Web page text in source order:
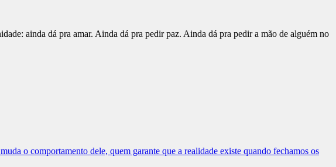
ainda dá pra amar. Ainda dá pra pedir paz. Ainda dá pra pedir a mão de alguém no
o comportamento dele, quem garante que a realidade existe quando fechamos os